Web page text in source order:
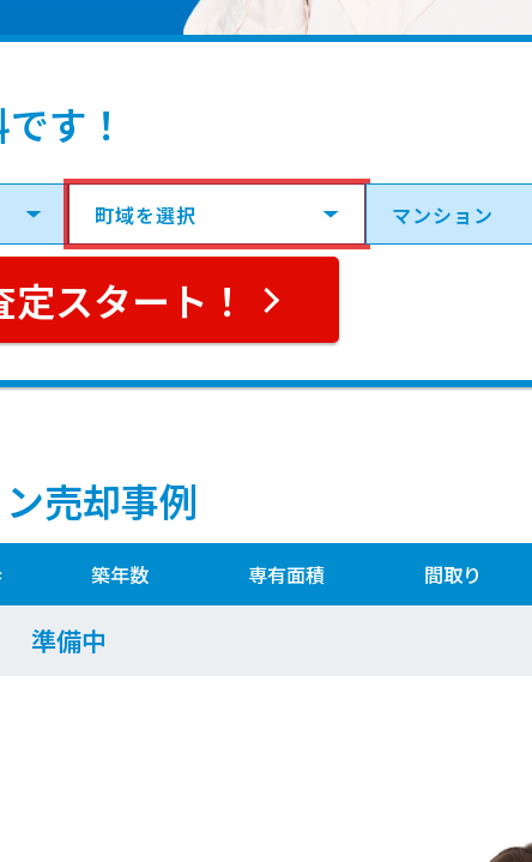
す！
定スタート！
売却事例
築年数 専有面積 間取り
準備中